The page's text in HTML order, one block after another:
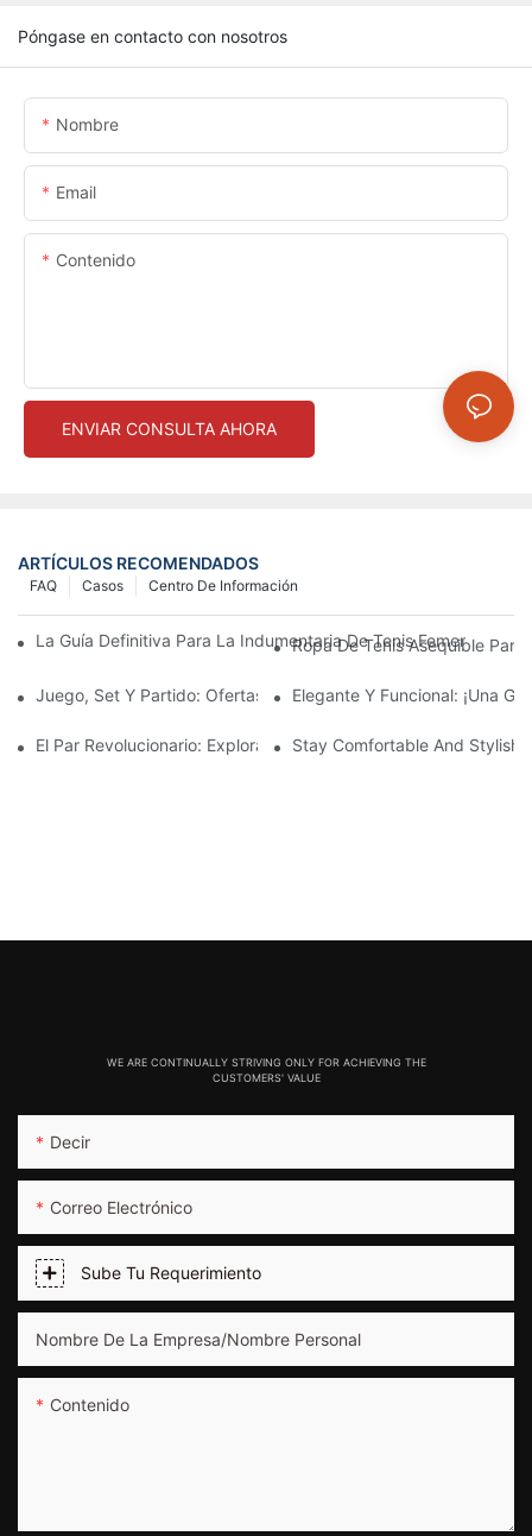
Póngase en contacto con nosotros
Nombre
Email
Contenido
ENVIAR CONSULTA AHORA
ARTÍCULOS RECOMENDADOS
Centro De Información
Casos
FAQ
La Guía Definitiva Para La Indumentaria De Tenis Femenina:
Ropa De Tenis Asequible
Juego, Set Y Partido: Ofertas Imperdibles En Ropa De Tenis
Elegante Y Funcional: ¡una
El Par Revolucionario: Explorando El Mundo De Los Leggings
Stay Comfortable And Stylish
WE ARE CONTINUALLY STRIVING ONLY FOR ACHIEVING THE
CUSTOMERS' VALUE
Decir
Correo Electrónico
Sube Tu Requerimiento
Nombre De La Empresa/nombre Personal
Contenido